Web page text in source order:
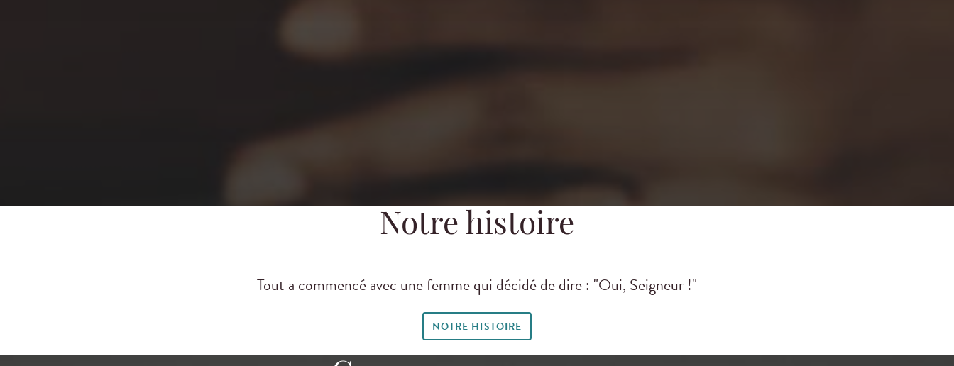
Notre histoire
Tout a commencé avec une femme qui décidé de dire : "Oui, Seigneur !"
NOTRE HISTOIRE